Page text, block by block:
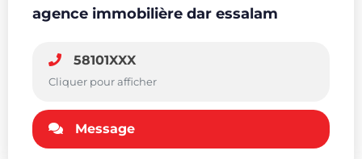
agence immobilière dar essalam
58101XXX
Cliquer pour afficher
Message